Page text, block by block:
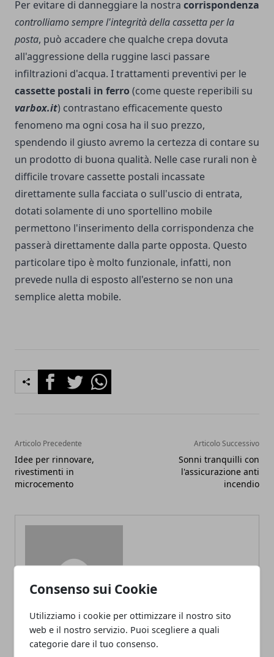
Consenso sui Cookie
Utilizziamo i cookie per ottimizzare il nostro sito
web e il nostro servizio. Puoi scegliere a quali
categorie dare il tuo consenso.
Per evitare di danneggiare la nostra corrispondenza
controlliamo sempre l'integrità della cassetta per la
posta, può accadere che qualche crepa dovuta
all'aggressione della ruggine lasci passare
infiltrazioni d'acqua. I trattamenti preventivi per le
cassette postali in ferro (come queste reperibili su
varbox.it) contrastano efficacemente questo
fenomeno ma ogni cosa ha il suo prezzo,
spendendo il giusto avremo la certezza di contare su
un prodotto di buona qualità. Nelle case rurali non è
difficile trovare cassette postali incassate
direttamente sulla facciata o sull'uscio di entrata,
dotati solamente di uno sportellino mobile
permettono l'inserimento della corrispondenza che
passerà direttamente dalla parte opposta. Questo
particolare tipo è molto funzionale, infatti, non
prevede nulla di esposto all'esterno se non una
semplice aletta mobile.
FacebookTwitterWhatsapp
Articolo Precedente
Idee per rinnovare,
rivestimenti in
microcemento
Articolo Successivo
Sonni tranquilli con
l'assicurazione anti
incendio
Redazione